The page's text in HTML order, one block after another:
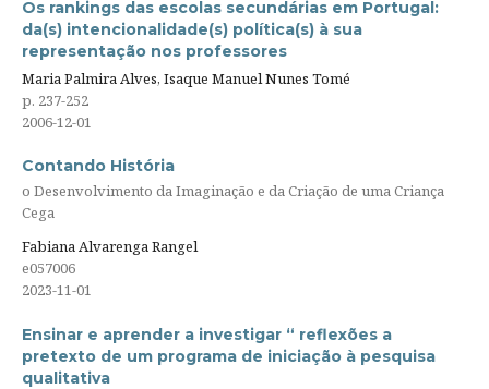
Os rankings das escolas secundárias em Portugal:
da(s) intencionalidade(s) política(s) à sua
representação nos professores
Maria Palmira Alves, Isaque Manuel Nunes Tomé
p. 237-252
2006-12-01
Contando História
o Desenvolvimento da Imaginação e da Criação de uma Criança
Cega
Fabiana Alvarenga Rangel
e057006
2023-11-01
Ensinar e aprender a investigar “ reflexões a
pretexto de um programa de iniciação à pesquisa
qualitativa